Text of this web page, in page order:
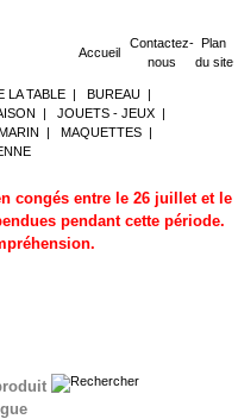
Accueil
Contactez-
nous
Plan
du site
LA TABLE| BUREAU|
| JOUETS - JEUX |
| MAQUETTES |
congés entre le 26 juillet et le
pendant cette période.